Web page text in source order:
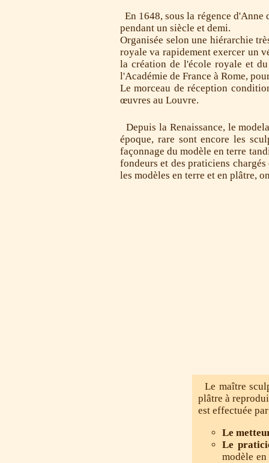
En 1648, sous la régence
pendant un siècle et demi.
Organisée selon une hiérarchie
royale va rapidement exercer un
la création de l'école royale et
l'Académie de France à Rome,
Le morceau de réception
œuvres au Louvre.
Depuis la Renaissance, le
époque, rare sont encore les
façonnage du modèle en terre
fondeurs et des praticiens
les modèles en terre et en plâtre,
Le maître
plâtre à
est effectuée
Le
Le
modèle